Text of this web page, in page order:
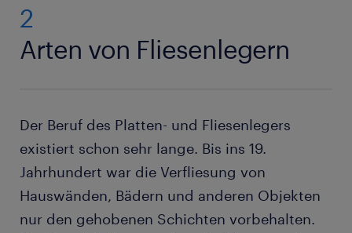
im Freien an Hausfassaden
hinaus richten sich die Beschäftigungszeiten nach
dem jeweiligen Unternehmen, in welchem der
Handwerker angestellt ist. Grundsätzlich sind
Arbeitszeiten zur Tageszeit üblich. Früh am Morgen
Frühstücks- und Mittagspause verbringen. Am
Nachmittag ist regelmäßig Feierabend, sodass nach
der Fahrt zurück in die Firma noch ein wenig Freizeit
an jedem Tag übrig bleibt. Arbeiten am Samstag
sind üblich, Sonn- und Feiertagsarbeit sowie
Arbeiten in der Nachthingegen nicht. Während ein
2
Arten von Fliesenlegern
Der Beruf des Platten- und Fliesenlegers
existiert schon sehr lange. Bis ins 19.
Jahrhundert war die Verfliesung von
Hauswänden, Bädern und anderen Objekten
nur den gehobenen Schichten vorbehalten.